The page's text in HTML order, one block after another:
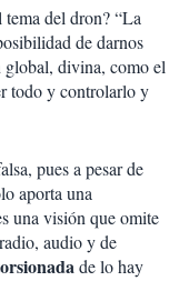
del dron? “La
de darnos
global, divina, como el
todo y controlarlo y
pues a pesar de
aporta una
una visión que omite
audio y de
de lo hay